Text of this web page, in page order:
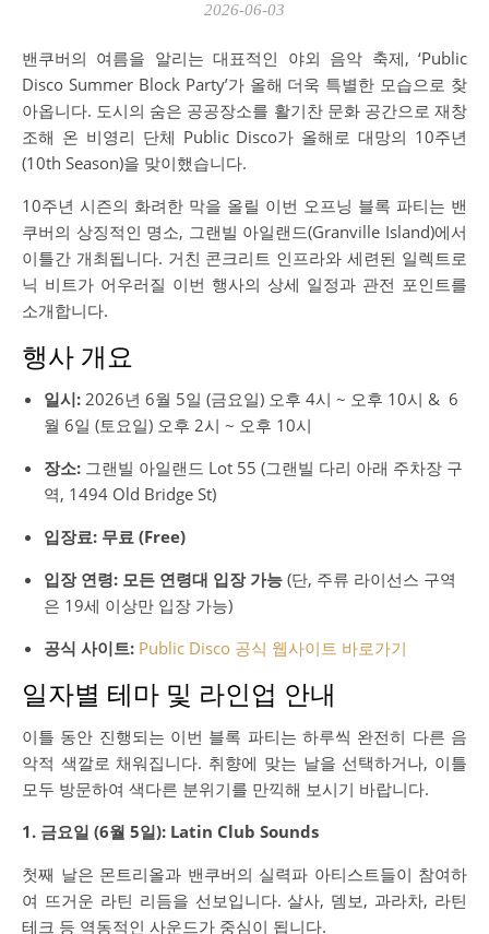
2026-06-03
밴쿠버의 여름을 알리는 대표적인 야외 음악 축제, ‘Public
Disco Summer Block Party’가 올해 더욱 특별한 모습으로 찾
아옵니다. 도시의 숨은 공공장소를 활기찬 문화 공간으로 재창
조해 온 비영리 단체 Public Disco가 올해로 대망의 10주년
(10th Season)을 맞이했습니다.
10주년 시즌의 화려한 막을 올릴 이번 오프닝 블록 파티는 밴
쿠버의 상징적인 명소, 그랜빌 아일랜드(Granville Island)에서
이틀간 개최됩니다. 거친 콘크리트 인프라와 세련된 일렉트로
닉 비트가 어우러질 이번 행사의 상세 일정과 관전 포인트를
소개합니다.
행사 개요
일시: 2026년 6월 5일 (금요일) 오후 4시 ~ 오후 10시 & 6
월 6일 (토요일) 오후 2시 ~ 오후 10시
장소: 그랜빌 아일랜드 Lot 55 (그랜빌 다리 아래 주차장 구
역, 1494 Old Bridge St)
입장료: 무료 (Free)
입장 연령: 모든 연령대 입장 가능 (단, 주류 라이선스 구역
은 19세 이상만 입장 가능)
공식 사이트: Public Disco 공식 웹사이트 바로가기
일자별 테마 및 라인업 안내
이틀 동안 진행되는 이번 블록 파티는 하루씩 완전히 다른 음
악적 색깔로 채워집니다. 취향에 맞는 날을 선택하거나, 이틀
모두 방문하여 색다른 분위기를 만끽해 보시기 바랍니다.
1. 금요일 (6월 5일): Latin Club Sounds
첫째 날은 몬트리올과 밴쿠버의 실력파 아티스트들이 참여하
여 뜨거운 라틴 리듬을 선보입니다. 살사, 뎀보, 과라차, 라틴
테크 등 역동적인 사운드가 중심이 됩니다.